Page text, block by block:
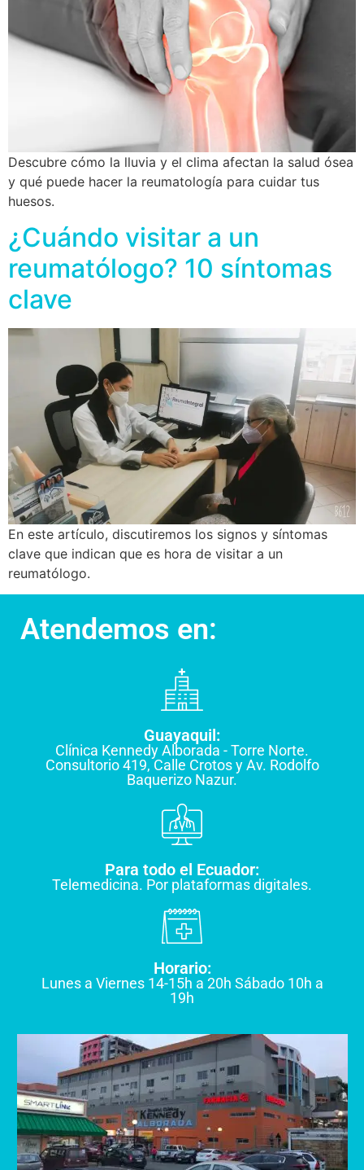
Descubre cómo la lluvia y el clima afectan la salud ósea
y qué puede hacer la reumatología para cuidar tus
huesos.
¿Cuándo visitar a un
reumatólogo? 10 síntomas
clave
En este artículo, discutiremos los signos y síntomas
clave que indican que es hora de visitar a un
reumatólogo.
Atendemos en:
Guayaquil:
Clínica Kennedy Alborada - Torre Norte.
Consultorio 419, Calle Crotos y Av. Rodolfo
Baquerizo Nazur.
Para todo el Ecuador:
Telemedicina. Por plataformas digitales.
Horario:
Lunes a Viernes 14-15h a 20h Sábado 10h a
19h